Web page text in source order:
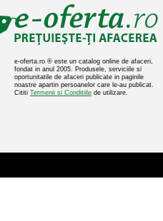
e-oferta.ro ® este un catalog online de afaceri,
fondat in anul 2005. Produsele, serviciile si
oportunitatile de afaceri publicate in paginile
noastre apartin persoanelor care le-au publicat.
Cititi Termenii si Conditiile de utilizare.